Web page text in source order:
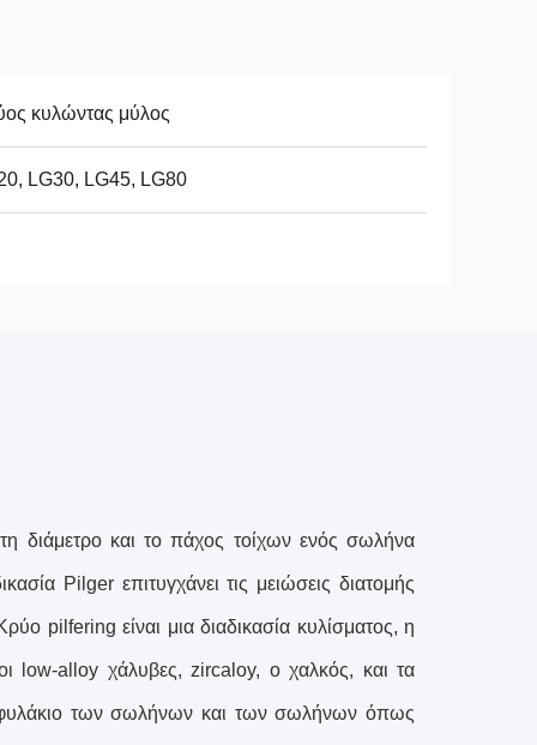
κυλώντας μύλος
LG30, LG45, LG80
διάμετρο και το πάχος τοίχων ενός σωλήνα
Pilger επιτυγχάνει τις μειώσεις διατομής
pilfering είναι μια διαδικασία κυλίσματος, η
low-alloy χάλυβες, zircaloy, ο χαλκός, και τα
των σωλήνων και των σωλήνων όπως